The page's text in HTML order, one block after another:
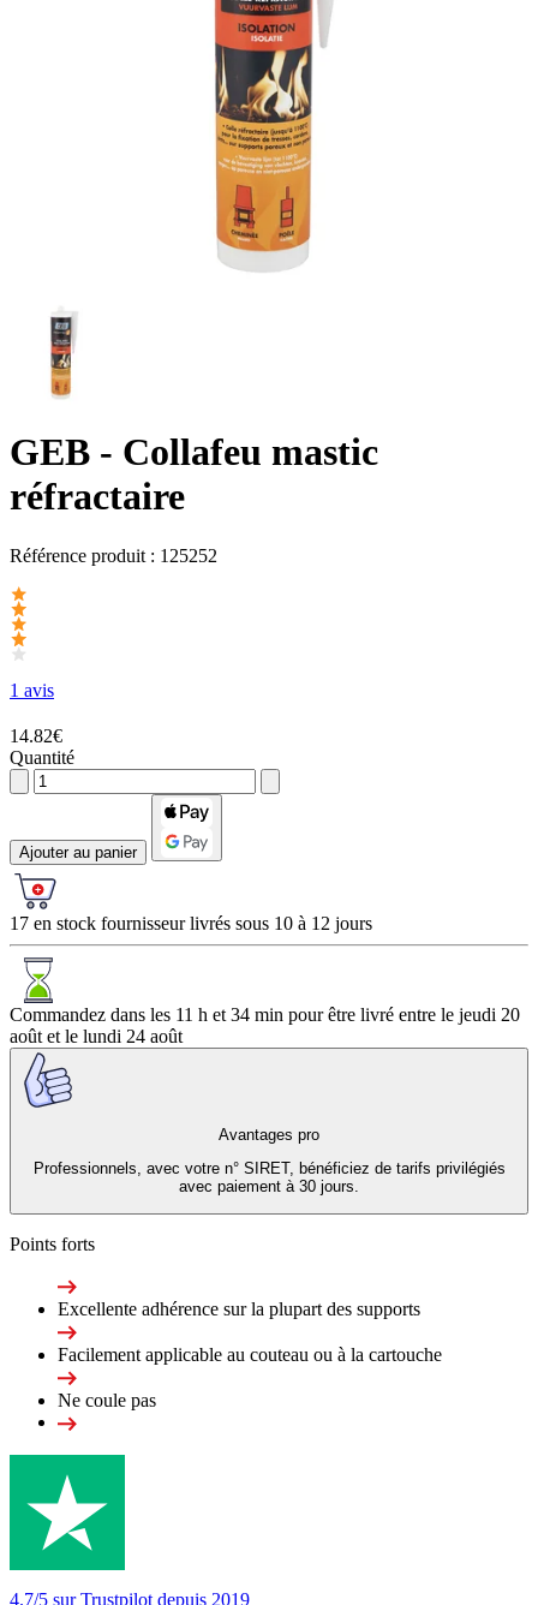
GEB - Collafeu mastic
réfractaire
Référence produit : 125252
1 avis
14.82€
Quantité
Ajouter au panier
17 en stock fournisseur livrés sous 10 à 12 jours
Commandez dans les 11 h et 34 min pour être livré entre le jeudi 20
aoûtet le lundi 24 août
Avantages pro
Professionnels, avec votre n° SIRET, bénéficiez de tarifs privilégiés
avec paiement à 30 jours.
Points forts
Excellente adhérence sur la plupart des supports
Facilement applicable au couteau ou à la cartouche
Ne coule pas
4.7/5 sur Trustpilot depuis 2019